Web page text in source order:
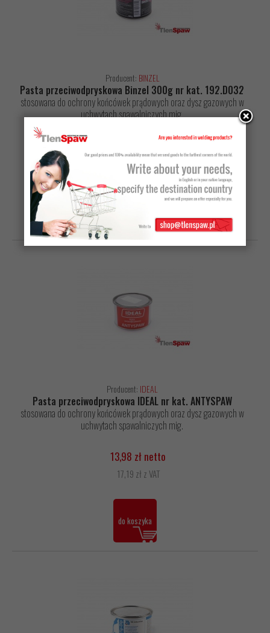
Producent: BINZEL
Pasta przeciwodpryskowa Binzel 300g nr kat. 192.D032
stosowana do ochrony końcówek prądowych oraz dysz gazowych w
uchwytach spawalniczych mig.
24,93 zł z VAT
Producent: IDEAL
Pasta przeciwodpryskowa IDEAL nr kat. ANTYSPAW
stosowana do ochrony końcówek prądowych oraz dysz gazowych w
uchwytach spawalniczych mig.
13,98 zł netto
17,19 zł z VAT
do koszyka